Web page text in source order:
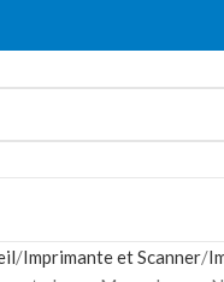
Imprimante et Scanner